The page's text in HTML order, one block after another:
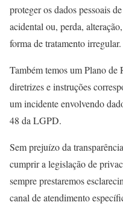
proteger os dados pessoais
acidental ou, perda,
forma de tratamento irregular.
Também temos um Plano de
diretrizes e instruções
um incidente envolvendo
48 da LGPD.
Sem prejuízo da
cumprir a legislação de
sempre prestaremos
canal de atendimento